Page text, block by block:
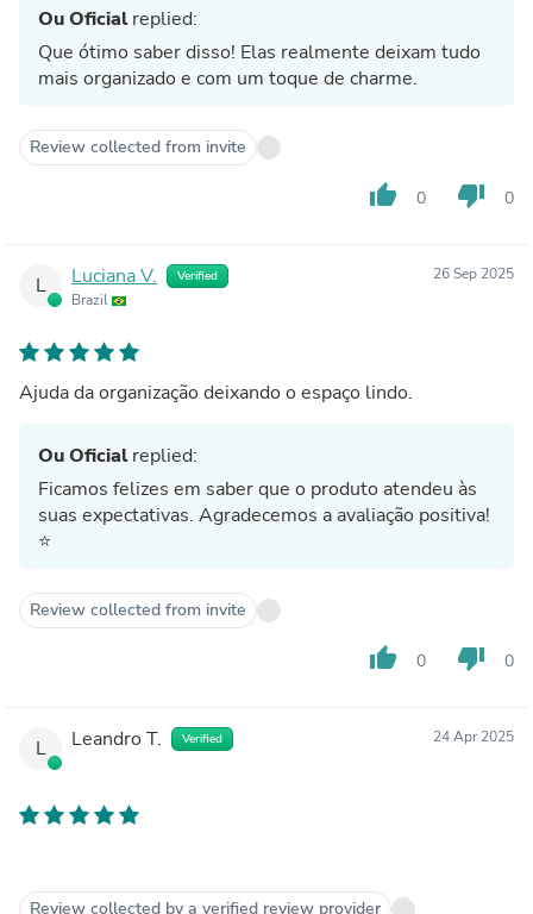
Ou Oficialreplied:
Que ótimo saber disso! Elas realmente deixam tudo
mais organizado e com um toque de charme.
Review collected from invite
thumb_up 0 thumb_down 0
L Luciana V. Verified
Brazil
26 Sep 2025
Ajuda da organização deixando o espaço lindo.
Ou Oficialreplied:
Ficamos felizes em saber que o produto atendeu às
suas expectativas. Agradecemos a avaliação positiva!
⭐
Review collected from invite
thumb_up 0 thumb_down 0
L Leandro T. Verified 24 Apr 2025
Review collected by a verified review provider